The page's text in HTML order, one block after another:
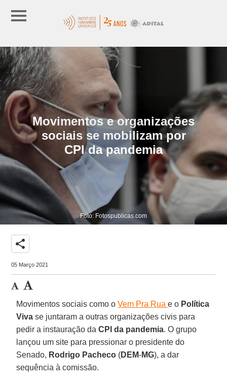
Movimentos e organizações
sociais se mobilizam por
CPI da pandemia
Foto: Fotospublicas.com
share
05 Março 2021
Movimentos sociais como oVem Pra Ruae o Política
Viva se juntaram a outras organizações civis para
pedir a instauração daCPI da pandemia. O grupo
lançou um site para pressionar o presidente do
Senado, Rodrigo Pacheco (DEM-MG), a dar
sequência à comissão.